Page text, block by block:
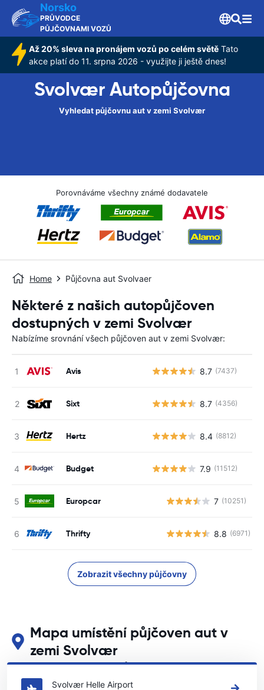
Norsko
PRŮVODCE
PŮJČOVNAMI VOZŮ
Až 20% sleva na pronájem vozů po celém světě Tato
akce platí do 11. srpna 2026 - využijte ji ještě dnes!
Svolvær Autopůjčovna
Vyhledat půjčovnu aut v zemi Svolvær
Porovnáváme všechny známé dodavatele
Home Půjčovna aut Svolvaer
Některé z našich autopůjčoven
dostupných v zemi Svolvær
Nabízíme srovnání všech půjčoven aut v zemi Svolvær:
Avis 8.7 (7437)
Sixt 8.7 (4356)
Hertz 8.4 (8812)
Budget 7.9 (11512)
Europcar 7 (10251)
Thrifty 8.8 (6971)
Zobrazit všechny půjčovny
Mapa umístění půjčoven aut v
zemi Svolvær
Podívejte se na naše hlavní půjčovny aut v zemi Svolvær
Svolvær Helle Airport